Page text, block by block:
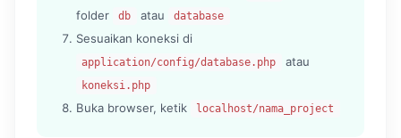
folder
db atau database
Sesuaikan koneksi di
application/config/database.php atau
koneksi.php
Buka browser, ketik localhost/nama_project